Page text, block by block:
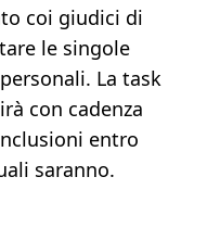
coi giudici di
le singole
La task
con cadenza
entro
saranno.